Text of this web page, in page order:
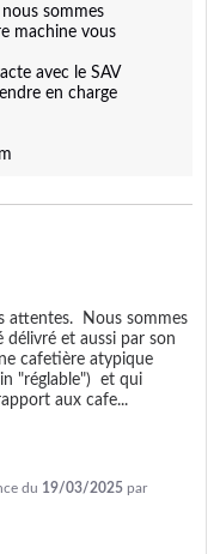
sommes
machine vous
avec le SAV
en charge
attentes.  Nous sommes
et aussi par son
cafetière atypique
"réglable")  et qui
aux cafe...
du 19/03/2025 par